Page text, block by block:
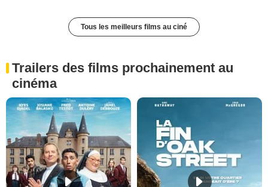
Tous les meilleurs films au ciné
Trailers des films prochainement au
cinéma